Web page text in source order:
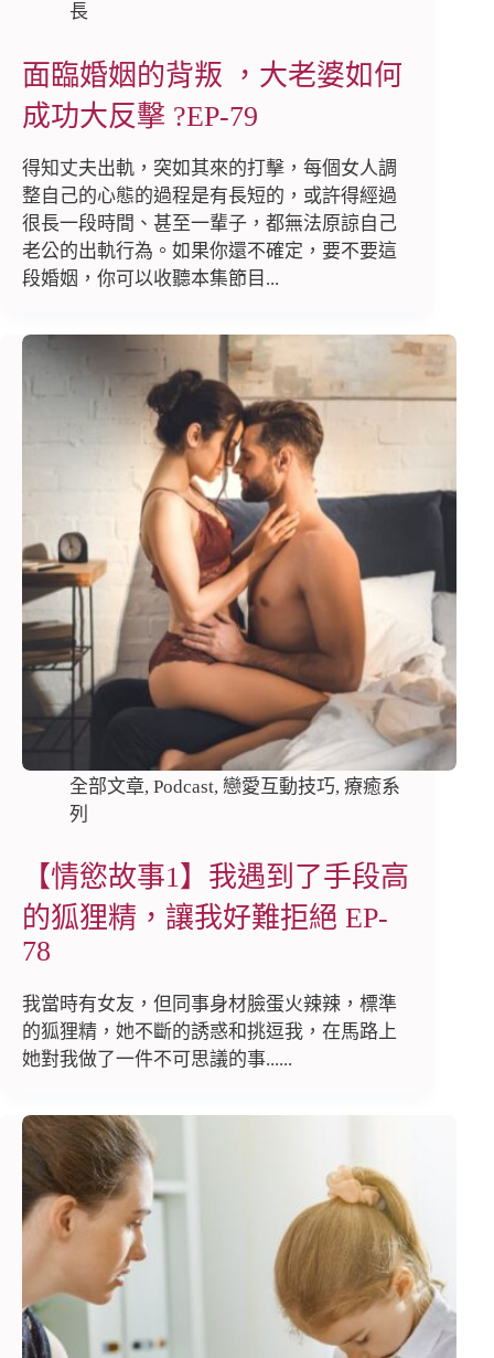
長
面臨婚姻的背叛 ，大老婆如何
成功大反擊 ?EP-79
得知丈夫出軌，突如其來的打擊，每個女人調
整自己的心態的過程是有長短的，或許得經過
很長一段時間、甚至一輩子，都無法原諒自己
老公的出軌行為。如果你還不確定，要不要這
段婚姻，你可以收聽本集節目...
全部文章, Podcast, 戀愛互動技巧, 療癒系
列
【情慾故事1】我遇到了手段高
的狐狸精，讓我好難拒絕 EP-
78
我當時有女友，但同事身材臉蛋火辣辣，標準
的狐狸精，她不斷的誘惑和挑逗我，在馬路上
她對我做了一件不可思議的事......